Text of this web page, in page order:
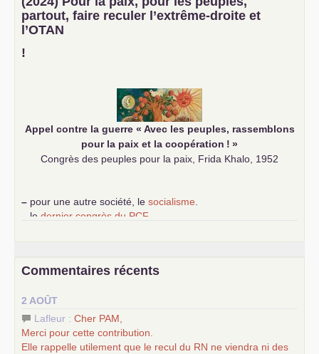
science sociale de notre temps
–un appel proposé aux partis communistes et ouvrier
d’Europe
–
partout, faire reculer l’extrême-droite et
l’OTAN
!
Appel contre la guerre « Avec les peuples, rassemblons
pour la paix et la coopération ! »
Congrès des peuples pour la paix, Frida Khalo, 1952
– pour une autre société, le socialisme
le dernier congrès du PCF
science sociale de notre temps
d’Europe
–lescinq chantiers pour contribuer au débat sur le projet
communiste
Commentaires récents
2 AOÛT
Lafleur : Cher PAM
Merci pour cette contribution.
Elle rappelle utilement que le recul du RN ne viendra ni des